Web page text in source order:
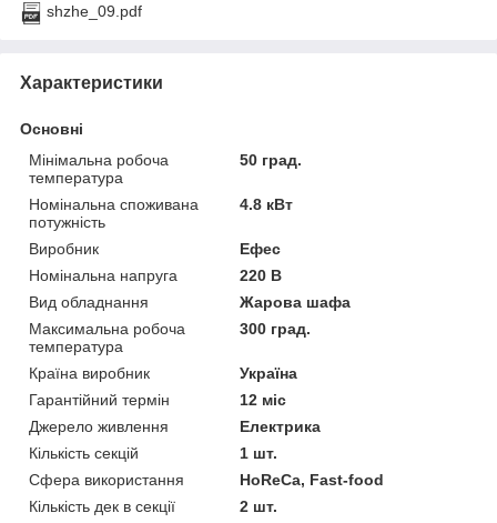
shzhe_09.pdf
Характеристики
Основні
Мінімальна робоча
температура
50 град.
Номінальна споживана
потужність
4.8 кВт
Виробник
Ефес
Номінальна напруга
220 В
Вид обладнання
Жарова шафа
Максимальна робоча
температура
300 град.
Країна виробник
Україна
Гарантійний термін
12 міс
Джерело живлення
Електрика
Кількість секцій
1 шт.
Сфера використання
HoReCa, Fast-food
Кількість дек в секції
2 шт.